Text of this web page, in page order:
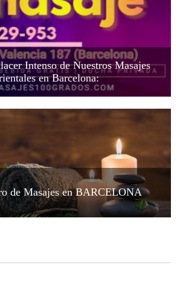
Intenso de Nuestros Masajes
en Barcelona:
de Masajes en BARCELONA